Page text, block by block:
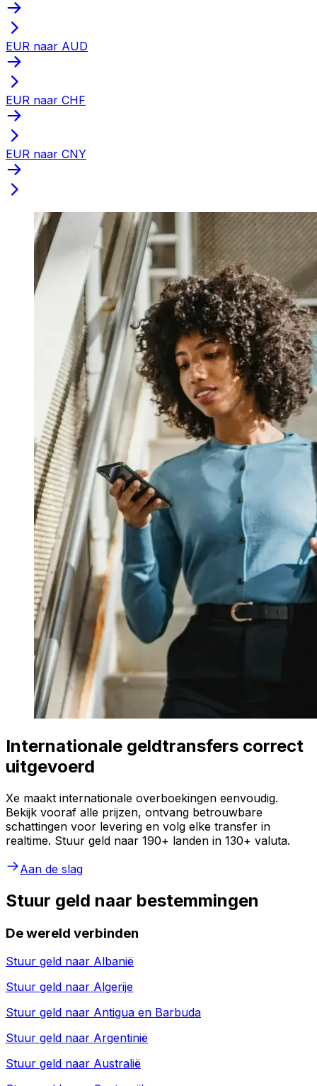
EUR naar AUD
EUR naar CHF
EUR naar CNY
Internationale geldtransfers correct
uitgevoerd
Xe maakt internationale overboekingen eenvoudig.
Bekijk vooraf alle prijzen, ontvang betrouwbare
schattingen voor levering en volg elke transfer in
realtime. Stuur geld naar 190+ landen in 130+ valuta.
Aan de slag
Stuur geld naar bestemmingen
De wereld verbinden
Stuur geld naar Albanië
Stuur geld naar Algerije
Stuur geld naar Antigua en Barbuda
Stuur geld naar Argentinië
Stuur geld naar Australië